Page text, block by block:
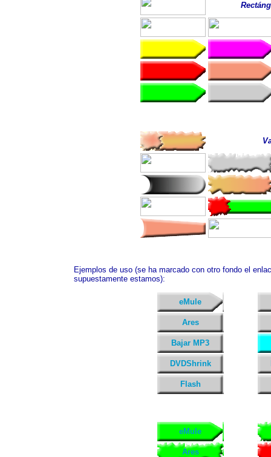
Ejemplos de uso (se ha marcado con otro fondo el
supuestamente estamos):
eMule
Ares
Bajar MP3
DVDShrink
Flash
eMule
Ares